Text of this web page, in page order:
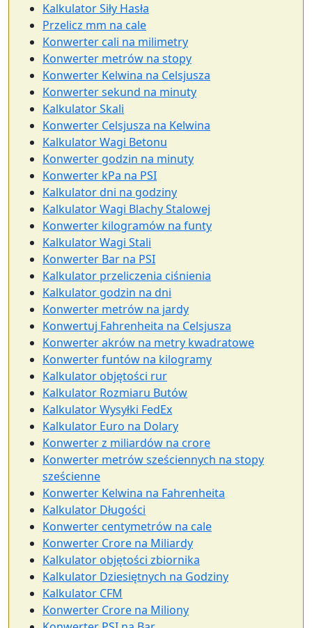
Kalkulator Siły Hasła
Przelicz mm na cale
Konwerter cali na milimetry
Konwerter metrów na stopy
Konwerter Kelwina na Celsjusza
Konwerter sekund na minuty
Kalkulator Skali
Konwerter Celsjusza na Kelwina
Kalkulator Wagi Betonu
Konwerter godzin na minuty
Konwerter kPa na PSI
Kalkulator dni na godziny
Kalkulator Wagi Blachy Stalowej
Konwerter kilogramów na funty
Kalkulator Wagi Stali
Konwerter Bar na PSI
Kalkulator przeliczenia ciśnienia
Kalkulator godzin na dni
Konwerter metrów na jardy
Konwertuj Fahrenheita na Celsjusza
Konwerter akrów na metry kwadratowe
Konwerter funtów na kilogramy
Kalkulator objętości rur
Kalkulator Rozmiaru Butów
Kalkulator Wysyłki FedEx
Kalkulator Euro na Dolary
Konwerter z miliardów na crore
Konwerter metrów sześciennych na stopy
sześcienne
Konwerter Kelwina na Fahrenheita
Kalkulator Długości
Konwerter centymetrów na cale
Konwerter Crore na Miliardy
Kalkulator objętości zbiornika
Kalkulator Dziesiętnych na Godziny
Kalkulator CFM
Konwerter Crore na Miliony